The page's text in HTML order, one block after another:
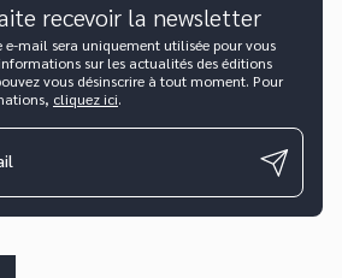
recevoir la newsletter
e-mail sera uniquement utilisée pour vous
sur les actualités des éditions
vous désinscrire à tout moment. Pour
cliquez ici.